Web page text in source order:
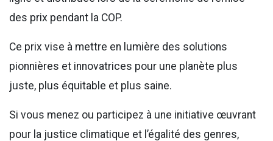
des prix pendant la COP.
Ce prix vise à mettre en lumière des solutions
pionnières et innovatrices pour une planète plus
juste, plus équitable et plus saine.
Si vous menez ou participez à une initiative œuvrant
pour la justice climatique et l’égalité des genres,